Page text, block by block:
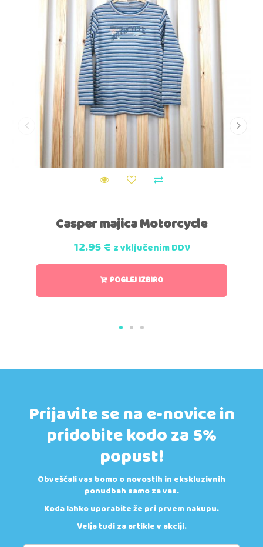
Casper majica Motorcycle
12.95€ z vključenim DDV
POGLEJ IZBIRO
Prijavite se na e-novice in
pridobite kodo za 5%
popust!
Obveščali vas bomo o novostih in ekskluzivnih
ponudbah samo za vas.
Koda lahko uporabite že pri prvem nakupu.
Velja tudi za artikle v akciji.